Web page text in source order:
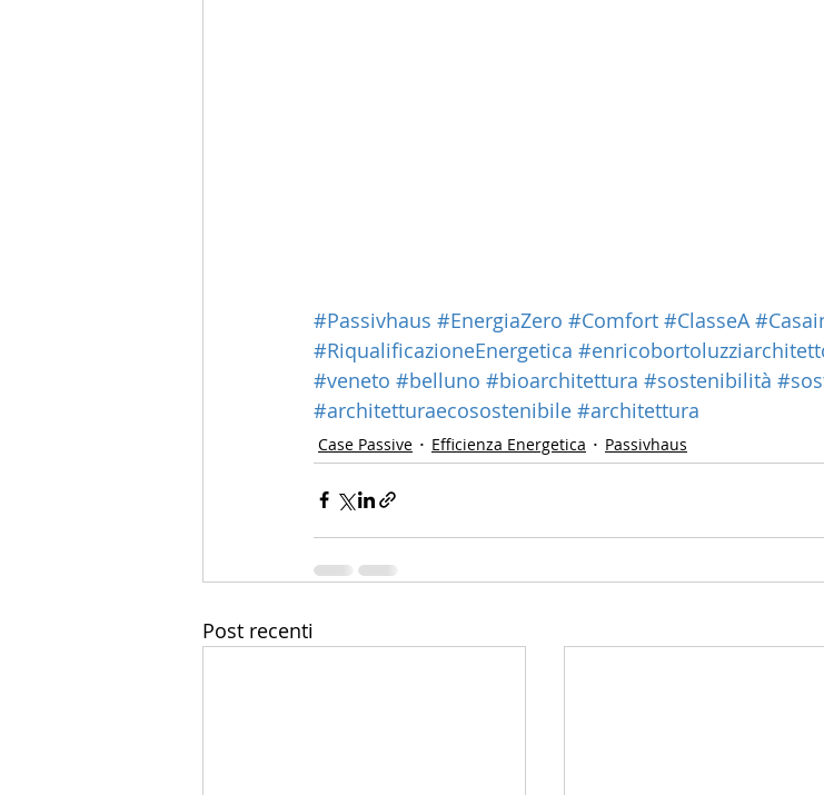
#Passivhaus #EnergiaZero #Comfort #ClasseA
#RiqualificazioneEnergetica
#veneto #belluno #bioarchitettura #sostenibilità
#architetturaecosostenibile #architettura
Case Passive Efficienza Energetica Passivhaus
Post recenti